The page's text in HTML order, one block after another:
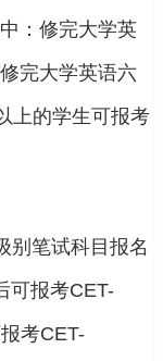
：修完大学英
完大学英语六
上的学生可报考
别笔试科目报名
可报考CET-
考CET-